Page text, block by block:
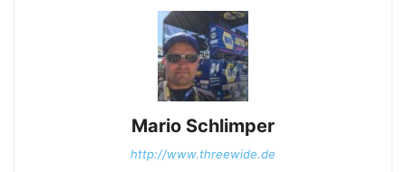
Mario Schlimper
http://www.threewide.de